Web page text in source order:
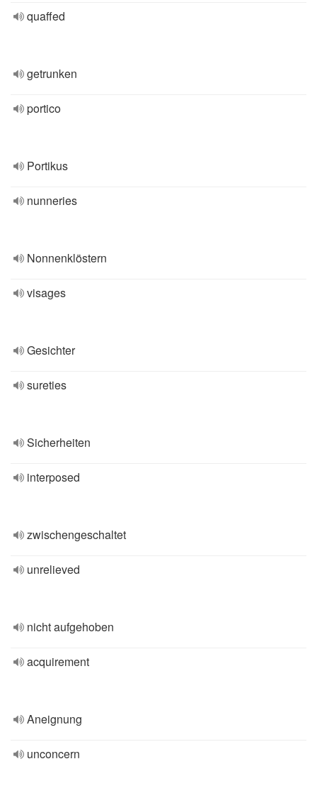
quaffed
getrunken
portico
Portikus
nunneries
Nonnenklöstern
visages
Gesichter
sureties
Sicherheiten
interposed
zwischengeschaltet
unrelieved
nicht aufgehoben
acquirement
Aneignung
unconcern